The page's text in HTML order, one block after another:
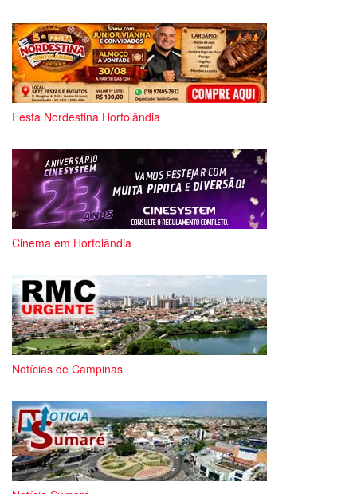
Festa Nordestina Hortolândia
Cinema em Hortolândia
Notícias de Campinas